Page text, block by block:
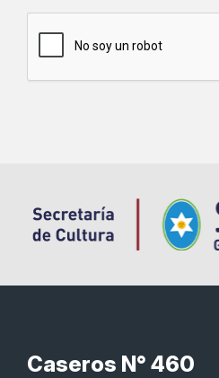
Caseros N° 460